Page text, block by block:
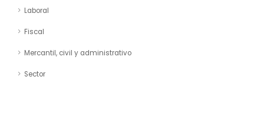
Laboral
Fiscal
Mercantil, civil y administrativo
Sector